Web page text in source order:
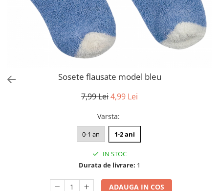
Sosete flausate model bleu
7,99 Lei4,99 Lei
Varsta:
0-1 an 1-2 ani
IN STOC
Durata de livrare: 1
ADAUGA IN COS